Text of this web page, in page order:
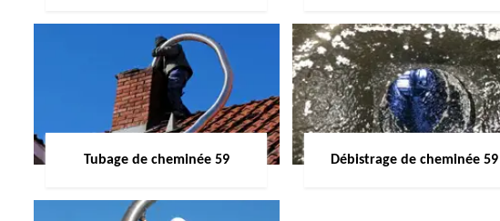
Tubage de cheminée 59 Débistrage de cheminée 59